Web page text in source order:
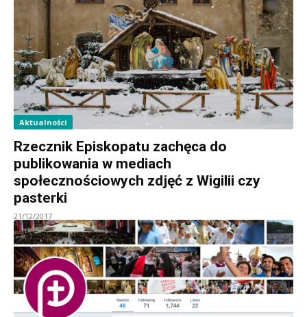
Aktualności
Rzecznik Episkopatu zachęca do
publikowania w mediach
społecznościowych zdjęć z Wigilii czy
pasterki
21/12/2017